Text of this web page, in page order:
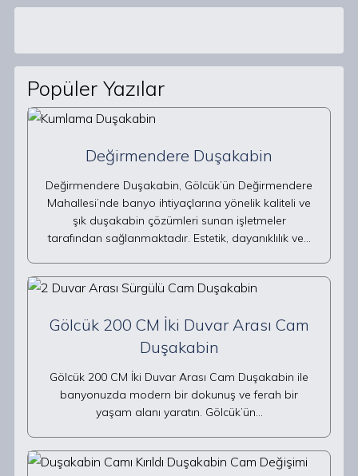
Popüler Yazılar
Değirmendere Duşakabin
Değirmendere Duşakabin, Gölcük’ün Değirmendere
Mahallesi’nde banyo ihtiyaçlarına yönelik kaliteli ve
şık duşakabin çözümleri sunan işletmeler
tarafından sağlanmaktadır. Estetik, dayanıklılık ve…
Gölcük 200 CM İki Duvar Arası Cam
Duşakabin
Gölcük 200 CM İki Duvar Arası Cam Duşakabin ile
banyonuzda modern bir dokunuş ve ferah bir
yaşam alanı yaratın. Gölcük’ün…